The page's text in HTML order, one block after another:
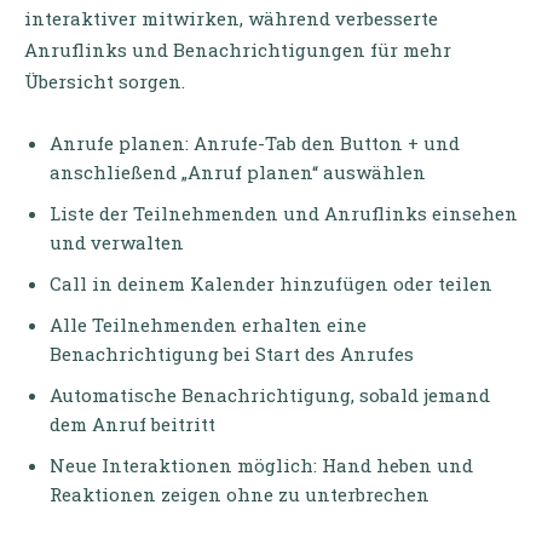
interaktiver mitwirken, während verbesserte
Anruflinks und Benachrichtigungen für mehr
Übersicht sorgen.
Anrufe planen: Anrufe-Tab den Button + und
anschließend „Anruf planen“ auswählen
Liste der Teilnehmenden und Anruflinks einsehen
und verwalten
Call in deinem Kalender hinzufügen oder teilen
Alle Teilnehmenden erhalten eine
Benachrichtigung bei Start des Anrufes
Automatische Benachrichtigung, sobald jemand
dem Anruf beitritt
Neue Interaktionen möglich: Hand heben und
Reaktionen zeigen ohne zu unterbrechen